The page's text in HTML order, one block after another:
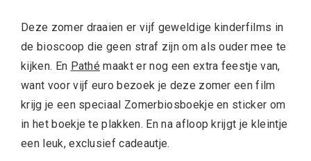
Deze zomer draaien er vijf geweldige kinderfilms in
de bioscoop die geen straf zijn om als ouder mee te
kijken. En Pathé maakt er nog een extra feestje van,
want voor vijf euro bezoek je deze zomer een film
krijg je een speciaal Zomerbiosboekje en sticker om
in het boekje te plakken. En na afloop krijgt je kleintje
een leuk, exclusief cadeautje.